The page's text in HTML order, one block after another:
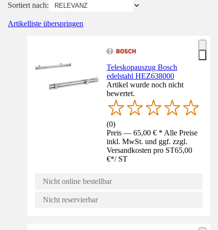
Sortiert nach:
Artikelliste überspringen
Teleskopauszug Bosch
edelstahl HEZ638000
Artikel wurde noch nicht
bewertet.
(0)
Preis — 65,00 € * Alle Preise
inkl. MwSt. und ggf. zzgl.
Versandkosten pro ST65,00
€*/ ST
Nicht online bestellbar
Nicht reservierbar